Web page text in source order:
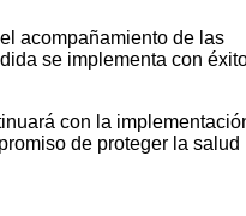
acompañamiento de las
se implementa con
con la
de proteger la salud